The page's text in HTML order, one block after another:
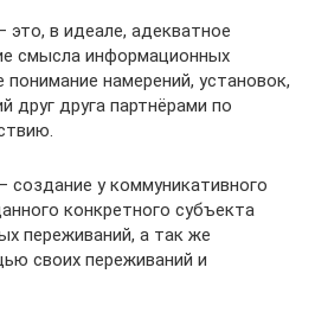
это, в идеале, адекватное
смысла информационных
намерений, установок,
друг друга партнёрами по
создание у коммуникативного
конкретного субъекта
переживаний, а так же
своих переживаний и